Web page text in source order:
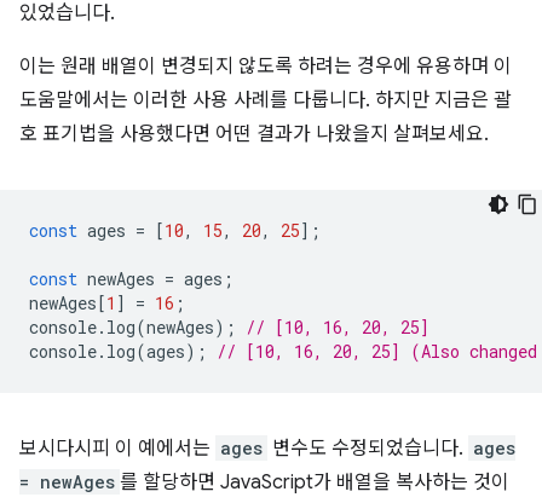
있었습니다.
이는 원래 배열이 변경되지 않도록 하려는 경우에 유용하며 이
도움말에서는 이러한 사용 사례를 다룹니다. 하지만 지금은 괄
호 표기법을 사용했다면 어떤 결과가 나왔을지 살펴보세요.
const ages = [10, 15, 20, 25];
const newAges = ages ;
newAges[1 ] = 16 ;
console. log(newAges);
// [10, 16, 20, 25]
console. log(ages); // [10, 16, 20, 25] (Also
보시다시피 이 예에서는 ages 변수도 수정되었습니다. ages
= newAges 를 할당하면 JavaScript가 배열을 복사하는 것이